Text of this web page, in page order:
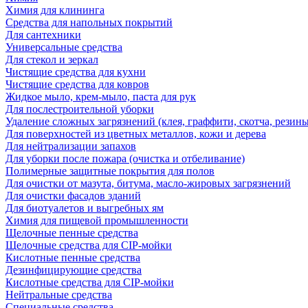
Химия для клининга
Средства для напольных покрытий
Для сантехники
Универсальные средства
Для стекол и зеркал
Чистящие средства для кухни
Чистящие средства для ковров
Жидкое мыло, крем-мыло, паста для рук
Для послестроительной уборки
Удаление сложных загрязнений (клея, граффити, скотча,
Для поверхностей из цветных металлов, кожи и дерева
Для нейтрализации запахов
Для уборки после пожара (очистка и отбеливание)
Полимерные защитные покрытия для полов
Для очистки от мазута, битума, масло-жировых загрязнений
Для очистки фасадов зданий
Для биотуалетов и выгребных ям
Химия для пищевой промышленности
Щелочные пенные средства
Щелочные средства для CIP-мойки
Кислотные пенные средства
Дезинфицирующие средства
Кислотные средства для CIP-мойки
Нейтральные средства